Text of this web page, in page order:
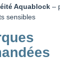
Aquablock –
sensibles